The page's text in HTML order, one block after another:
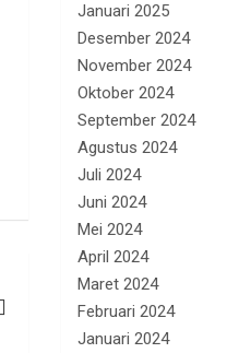
Januari 2025
Desember 2024
November 2024
Oktober 2024
September 2024
Agustus 2024
Juli 2024
Juni 2024
Mei 2024
April 2024
Maret 2024
Februari 2024
Januari 2024